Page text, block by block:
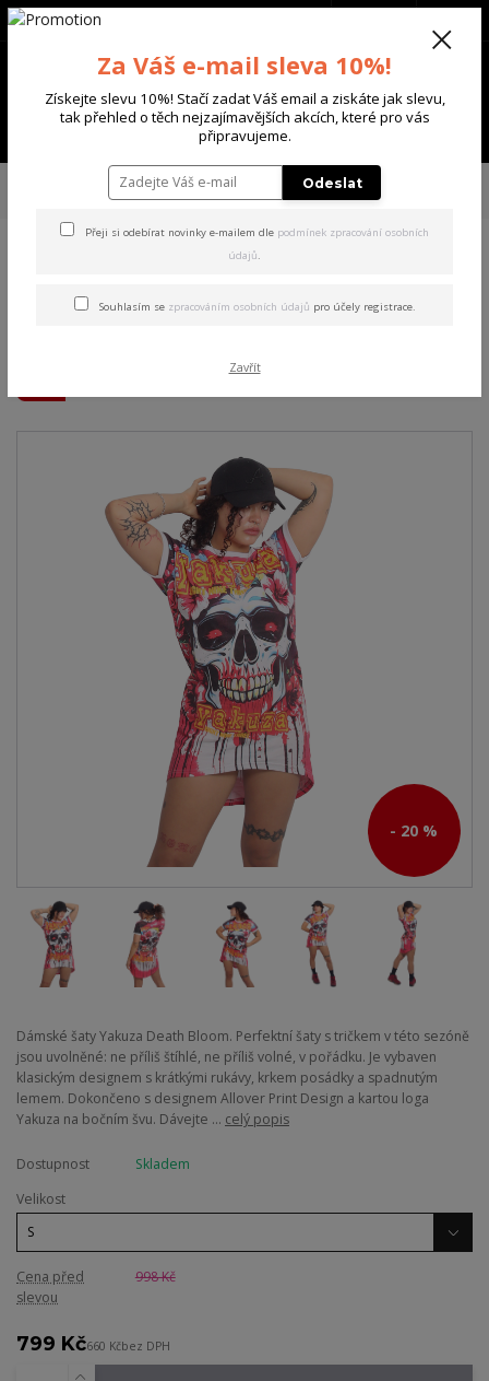
Menu
+420 702 136 620
ŠATY
Yakuza dámské šaty Death Bloom Urban T-Shirt
Dress colorful S
Bloom Urban T-Shirt Dress
- 20 %
Dámské šaty Yakuza Death Bloom. Perfektní šaty s tričkem v této sezóně
jsou uvolněné: ne příliš štíhlé, ne příliš volné, v pořádku. Je vybaven
klasickým designem s krátkými rukávy, krkem posádky a spadnutým
lemem. Dokončeno s designem Allover Print Design a kartou loga
Yakuza na bočním švu. Dávejte ... celý popis
Dostupnost
Skladem
Velikost
Cena před
slevou
998 Kč
799 Kč660 Kčbez DPH
Za Váš e-mail sleva 10%!
Získejte slevu 10%! Stačí zadat Váš email a ziskáte jak slevu,
tak přehled o těch nejzajímavějších akcích, které pro vás
připravujeme.
Odeslat
Přeji si odebírat novinky e-mailem dle podmínek zpracování osobních
údajů.
Souhlasím se zpracováním osobních údajů pro účely registrace.
Zavřít